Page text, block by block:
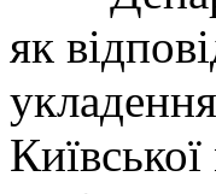
як